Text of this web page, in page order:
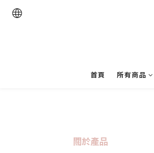
首頁 所有商品
關於產品